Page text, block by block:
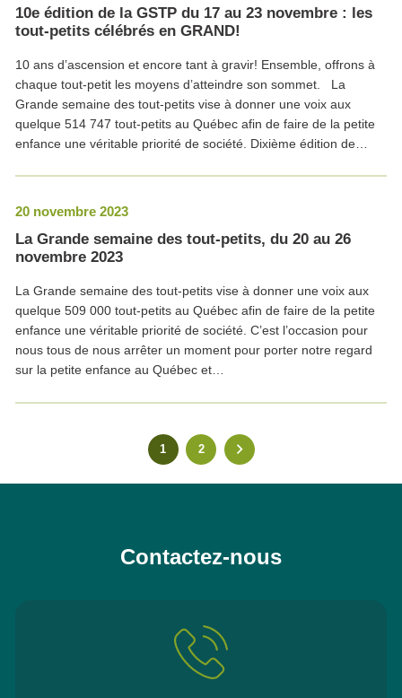
10e édition de la GSTP du 17 au 23 novembre : les
tout-petits célébrés en GRAND!
10 ans d’ascension et encore tant à gravir! Ensemble, offrons à
chaque tout-petit les moyens d’atteindre son sommet. La
Grande semaine des tout-petits vise à donner une voix aux
quelque 514 747 tout-petits au Québec afin de faire de la petite
enfance une véritable priorité de société. Dixième édition de…
20 novembre 2023
La Grande semaine des tout-petits, du 20 au 26
novembre 2023
La Grande semaine des tout-petits vise à donner une voix aux
quelque 509 000 tout-petits au Québec afin de faire de la petite
enfance une véritable priorité de société. C’est l’occasion pour
nous tous de nous arrêter un moment pour porter notre regard
sur la petite enfance au Québec et…
1 2
Contactez-nous